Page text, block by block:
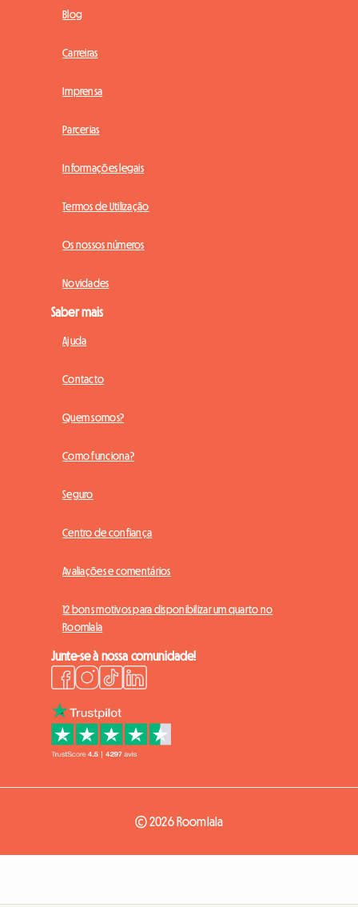
Blog
Carreiras
Imprensa
Parcerias
Informações legais
Termos de Utilização
Os nossos números
Novidades
Saber mais
Ajuda
Contacto
Quem somos?
Como funciona?
Seguro
Centro de confiança
Avaliações e comentários
12 bons motivos para disponibilizar um quarto no
Roomlala
Junte-se à nossa comunidade!
© 2026 Roomlala